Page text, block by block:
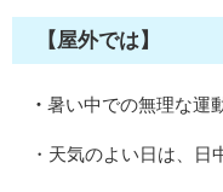
【屋外では】
・ 暑い中での無理な運
・天気のよい日は、日